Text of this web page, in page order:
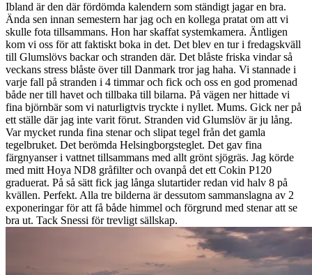
Ibland är den där fördömda kalendern som ständigt jagar en bra.
Ända sen innan semestern har jag och en kollega pratat om att vi
skulle fota tillsammans. Hon har skaffat systemkamera. Äntligen
kom vi oss för att faktiskt boka in det. Det blev en tur i fredagskväll
till Glumslövs backar och stranden där. Det blåste friska vindar så
veckans stress blåste över till Danmark tror jag haha. Vi stannade i
varje fall på stranden i 4 timmar och fick och oss en god promenad
både ner till havet och tillbaka till bilarna. På vägen ner hittade vi
fina björnbär som vi naturligtvis tryckte i nyllet. Mums. Gick ner på
ett ställe där jag inte varit förut. Stranden vid Glumslöv är ju lång.
Var mycket runda fina stenar och slipat tegel från det gamla
tegelbruket. Det berömda Helsingborgsteglet. Det gav fina
färgnyanser i vattnet tillsammans med allt grönt sjögräs. Jag körde
med mitt Hoya ND8 gråfilter och ovanpå det ett Cokin P120
graduerat. På så sätt fick jag långa slutartider redan vid halv 8 på
kvällen. Perfekt. Alla tre bilderna är dessutom sammanslagna av 2
exponeringar för att få både himmel och förgrund med stenar att se
bra ut. Tack Snessi för trevligt sällskap.